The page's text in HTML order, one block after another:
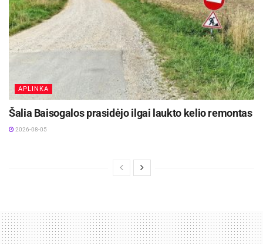
APLINKA
Šalia Baisogalos prasidėjo ilgai laukto kelio remontas
2026-08-05